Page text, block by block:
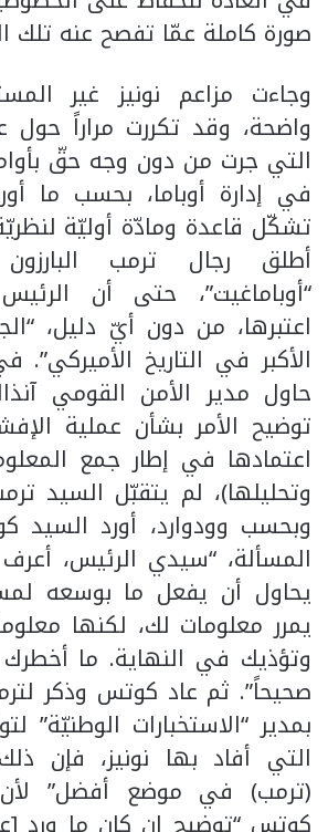
صورة كاملة عمّا تفصح عنه تلك
وجاءت مزاعم نونيز غير
واضحة، وقد تكررت مراراً حول
التي جرت من دون وجه حقّ
في إدارة أوباما، بحسب ما
تشكّل قاعدة ومادّة أوليّة
أطلق رجال ترمب
“أوباماغيت”، حتى أن
اعتبرها، من دون أيّ دليل،
الأكبر في التاريخ الأميركي”.
حاول مدير الأمن القومي
توضيح الأمر بشأن عملية
اعتمادها في إطار جمع
وتحليلها)، لم يتقبّل السيد
وبحسب وودوارد، أورد
المسألة، “سيدي الرئيس،
يحاول أن يفعل ما بوسعه
يمرر معلومات لك، لكنها
وتؤذيك في النهاية. ما
صحيحاً”. ثم عاد كوتس وذكر
بمدير “الاستخبارات الوطنيّة”
التي أفاد بها نونيز، فإن
(ترمب) في موضع أفضل”